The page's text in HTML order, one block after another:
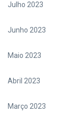
Julho 2023
Junho 2023
Maio 2023
Abril 2023
Março 2023